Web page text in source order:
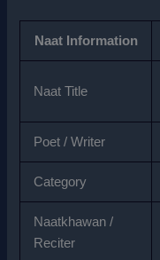
Naat Information
Naat Title
Poet / Writer
Category
Naatkhawan /
Reciter